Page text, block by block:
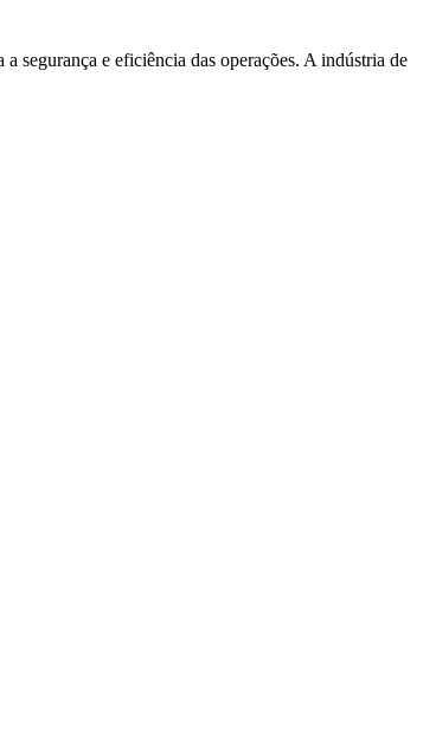
segurança e eficiência das operações. A indústria de